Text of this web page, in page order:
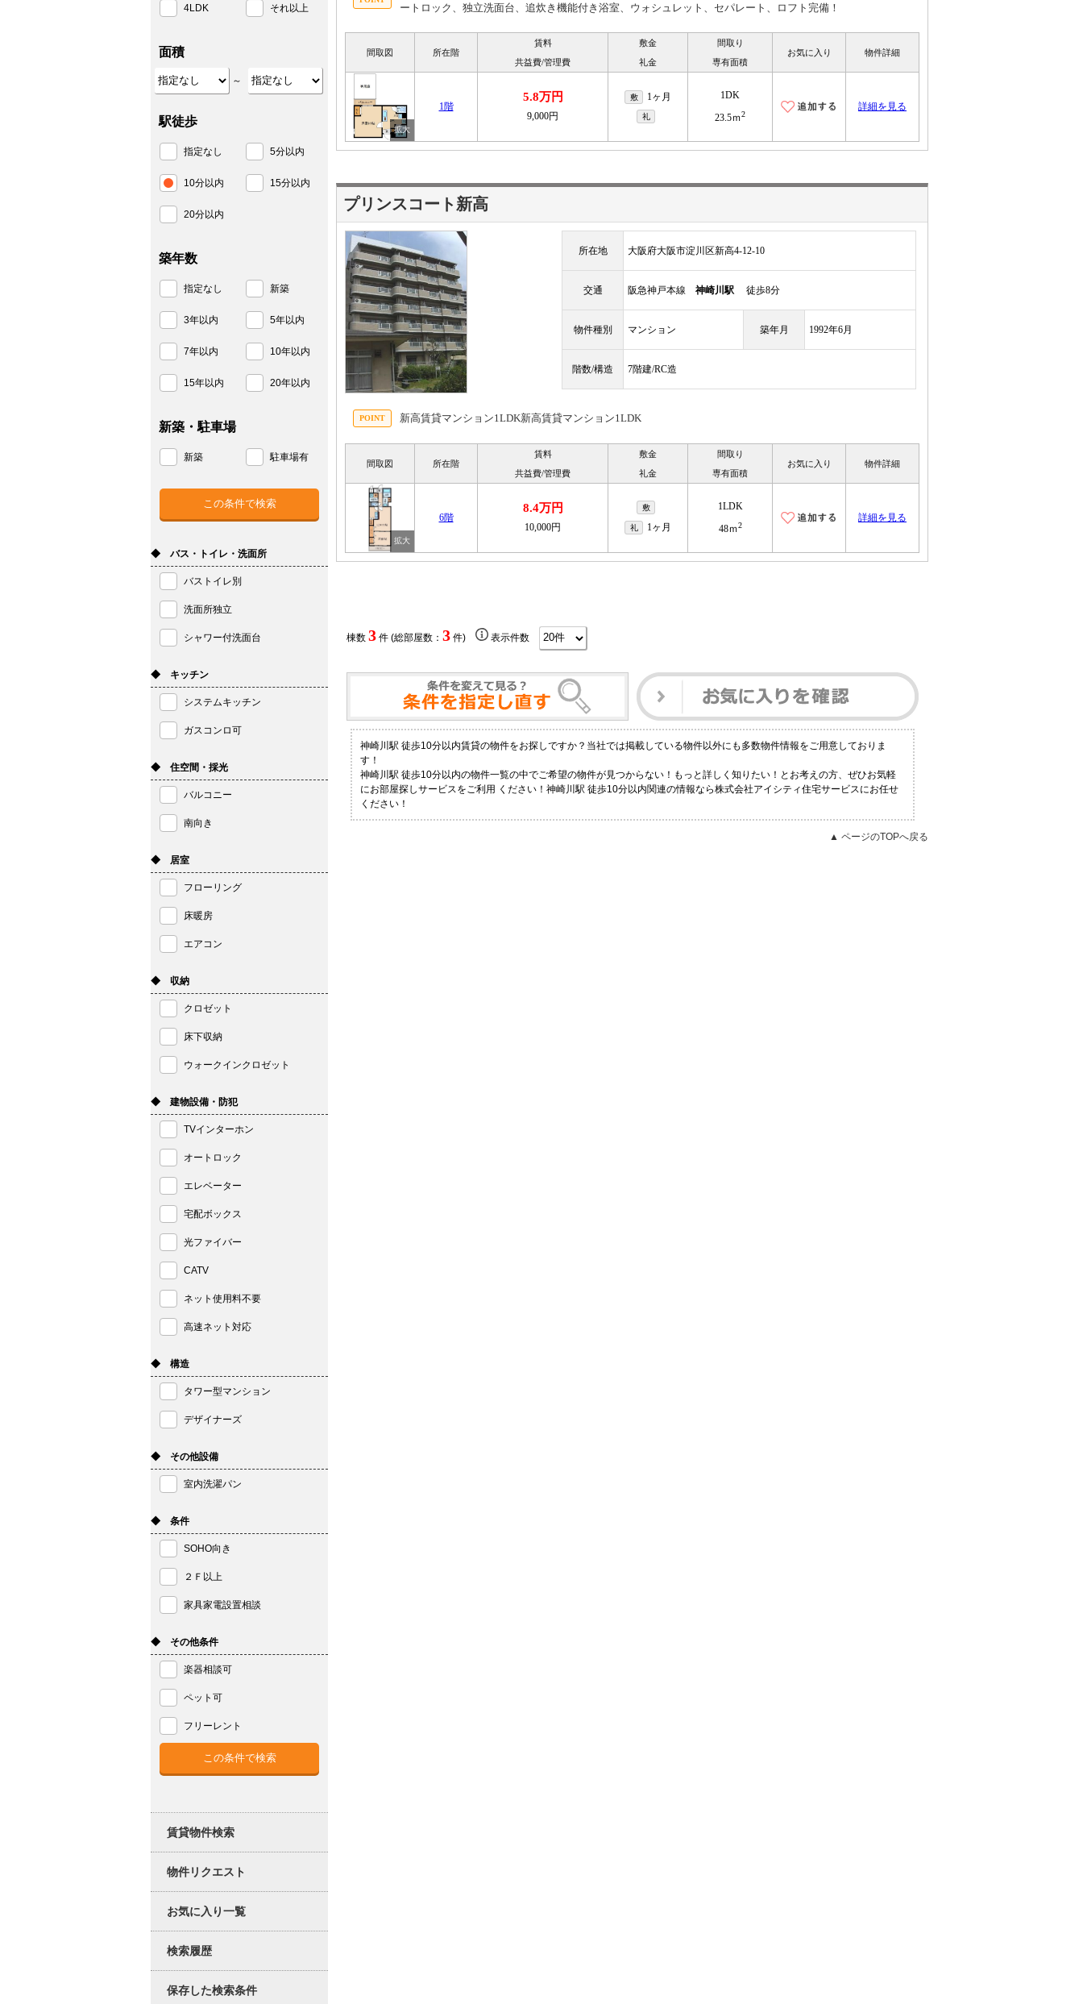
ートロック、独立洗面台、追炊き機能付き浴室、ウォシュレット、セパレート、ロフト完備！
間取図 所在階
賃料
共益費/管理費
敷金
礼金
間取り
専有面積
お気に入り 物件詳細
1階
5.8万円
9,000円
敷 1ヶ月
礼
1DK
23.5ｍ2
詳細を見る
プリンスコート新高
所在地 大阪府大阪市淀川区新高4-12-10
交通 阪急神戸本線 神崎川駅 徒歩8分
物件種別 マンション 築年月 1992年6月
階数/構造 7階建/RC造
新高賃貸マンション1LDK新高賃貸マンション1LDK
間取図 所在階
賃料
共益費/管理費
敷金
礼金
間取り
専有面積
お気に入り 物件詳細
6階
8.4万円
10,000円
敷
礼 1ヶ月
1LDK
48ｍ2
詳細を見る
棟数 3件 (総部屋数： 3件) 表示件数
神崎川駅 徒歩10分以内賃貸の物件をお探しですか？当社では掲載している物件以外にも多数物件情報をご用意しておりま
す！
神崎川駅 徒歩10分以内の物件一覧の中でご希望の物件が見つからない！もっと詳しく知りたい！とお考えの方、ぜひお気軽
にお部屋探しサービスをご利用 ください！神崎川駅 徒歩10分以内関連の情報なら株式会社アイシティ住宅サービスにお任せ
ください！
▲ ページのTOPへ戻る
4LDK それ以上
面積
～
駅徒歩
指定なし 5分以内
10分以内 15分以内
20分以内
築年数
指定なし 新築
3年以内 5年以内
7年以内 10年以内
15年以内 20年以内
新築・駐車場
新築 駐車場有
◆ バス・トイレ・洗面所
バストイレ別
洗面所独立
シャワー付洗面台
◆ キッチン
システムキッチン
ガスコンロ可
◆ 住空間・採光
バルコニー
南向き
◆ 居室
フローリング
床暖房
エアコン
◆ 収納
クロゼット
床下収納
ウォークインクロゼット
◆ 建物設備・防犯
TVインターホン
オートロック
エレベーター
宅配ボックス
光ファイバー
CATV
ネット使用料不要
高速ネット対応
◆ 構造
タワー型マンション
デザイナーズ
◆ その他設備
室内洗濯パン
◆ 条件
SOHO向き
２Ｆ以上
家具家電設置相談
◆ その他条件
楽器相談可
ペット可
フリーレント
賃貸物件検索
物件リクエスト
お気に入り一覧
検索履歴
保存した検索条件